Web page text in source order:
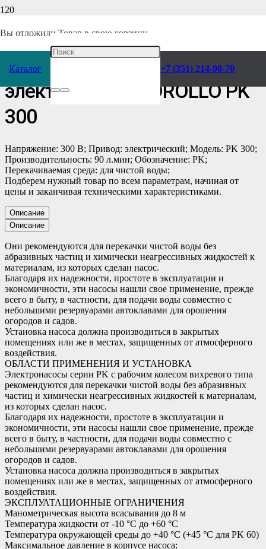
Вы отложили Товар в свою корзину.
Каталог +7 (351) 214-90-70
Главная/Каталог/Насосы/Pedrollo/Поверхностные
Поверхностный вихревой
электронасос PEDROLLO PK
300
Напряжение: 300 В; Привод: электрический; Модель: PK 300;
Производительность: 90 л.мин; Обозначение: PK;
Перекачиваемая среда: для чистой воды;
Подберем нужный товар по всем параметрам, начиная от
цены и заканчивая техническими характеристиками.
Описание
Описание
Они рекомендуются для перекачки чистой воды без
абразивных частиц и химически неагрессивных жидкостей к
материалам, из которых сделан насос.
Благодаря их надежности, простоте в эксплуатации и
экономичности, эти насосы нашли свое применение, прежде
всего в быту, в частности, для подачи воды совместно с
небольшими резервуарами автоклавами для орошения
огородов и садов.
Установка насоса должна производиться в закрытых
помещениях или же в местах, защищенных от атмосферного
воздействия.
ОБЛАСТИ ПРИМЕНЕНИЯ И УСТАНОВКА
Электронасосы серии PK с рабочим колесом вихревого типа
рекомендуются для перекачки чистой воды без абразивных
частиц и химически неагрессивных жидкостей к материалам,
из которых сделан насос.
Благодаря их надежности, простоте в эксплуатации и
экономичности, эти насосы нашли свое применение, прежде
всего в быту, в частности, для подачи воды совместно с
небольшими резервуарами автоклавами для орошения
огородов и садов.
Установка насоса должна производиться в закрытых
помещениях или же в местах, защищенных от атмосферного
воздействия.
ЭКСПЛУАТАЦИОННЫЕ ОГРАНИЧЕНИЯ
Манометрическая высота всасывания до 8 м
Температура жидкости от -10 °C до +60 °C
Температура окружающей среды до +40 °C (+45 °C для PK 60)
Максимальное давление в корпусе насоса: